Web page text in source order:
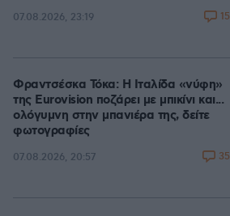
07.08.2026, 23:19 15
Φραντσέσκα Τόκα: Η Ιταλίδα «νύφη»
της Eurovision ποζάρει με μπικίνι και...
ολόγυμνη στην μπανιέρα της, δείτε
φωτογραφίες
07.08.2026, 20:57 35